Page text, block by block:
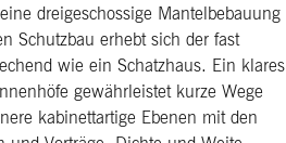
dreigeschossige Mantelbebauung
Schutzbau erhebt sich der fast
wie ein Schatzhaus. Ein klares
gewährleistet kurze Wege
kabinettartige Ebenen mit den